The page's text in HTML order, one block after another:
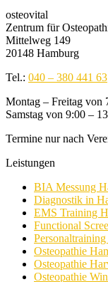
osteovital
Zentrum für
Mittelweg 149
20148 Hamburg
Tel.: 040 – 380 441 63
Montag – Freitag von
Samstag von 9:00 –
Termine nur nach
Leistungen
BIA Messung
Diagnostik in
EMS Training
Functional
Osteopathie
Osteopathie
Osteopathie